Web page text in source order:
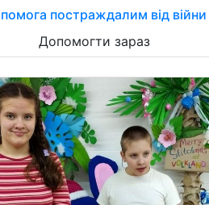
постраждалим від війни
Допомогти зараз